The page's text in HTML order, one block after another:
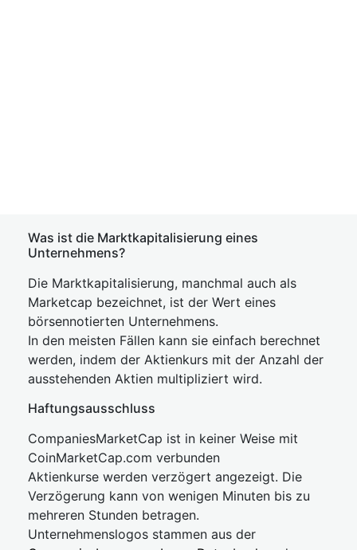
Was ist die Marktkapitalisierung eines
Unternehmens?
Die Marktkapitalisierung, manchmal auch als
Marketcap bezeichnet, ist der Wert eines
börsennotierten Unternehmens.
In den meisten Fällen kann sie einfach berechnet
werden, indem der Aktienkurs mit der Anzahl der
ausstehenden Aktien multipliziert wird.
Haftungsausschluss
CompaniesMarketCap ist in keiner Weise mit
CoinMarketCap.com verbunden
Aktienkurse werden verzögert angezeigt. Die
Verzögerung kann von wenigen Minuten bis zu
mehreren Stunden betragen.
Unternehmenslogos stammen aus der